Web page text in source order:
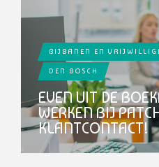
BIJBANEN EN
DEN BOSCH
EVEN UIT DE
WERKEN BIJ
KLANTCONTACT!